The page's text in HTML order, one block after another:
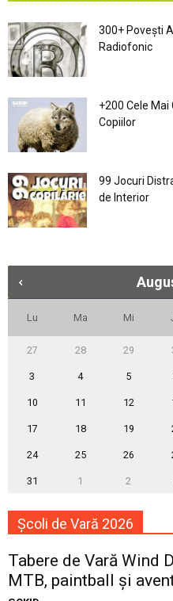
300+ Povești
Radiofonic
+200 Cele Mai
Copiilor
99 Jocuri
de Interior
Lu Ma Mi
27 28 29
3 4 5
10 11 12
17 18 19
24 25 26
31 1 2
Școli de Vară 2026
Tabere de Vară Wind
MTB, paintball și